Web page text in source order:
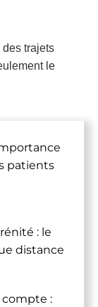
trajets
le
patients
: le
distance
: